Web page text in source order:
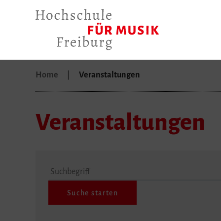
Home Veranstaltungen
Veranstaltungen
Suchbegriff